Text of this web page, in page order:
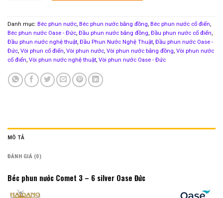
Danh mục: Béc phun nước, Béc phun nước bằng đồng, Béc phun nước cổ điển,
Béc phun nước Oase - Đức, Đầu phun nước bằng đồng, Đầu phun nước cổ điển,
Đầu phun nước nghệ thuật, Đầu Phun Nước Nghệ Thuật, Đầu phun nước Oase -
Đức, Vòi phun cổ điển, Vòi phun nước, Vòi phun nước bằng đồng, Vòi phun nước
cổ điển, Vòi phun nước nghệ thuật, Vòi phun nước Oase - Đức
MÔ TẢ
ĐÁNH GIÁ (0)
Béc phun nước Comet 3 – 6 silver Oase Đức